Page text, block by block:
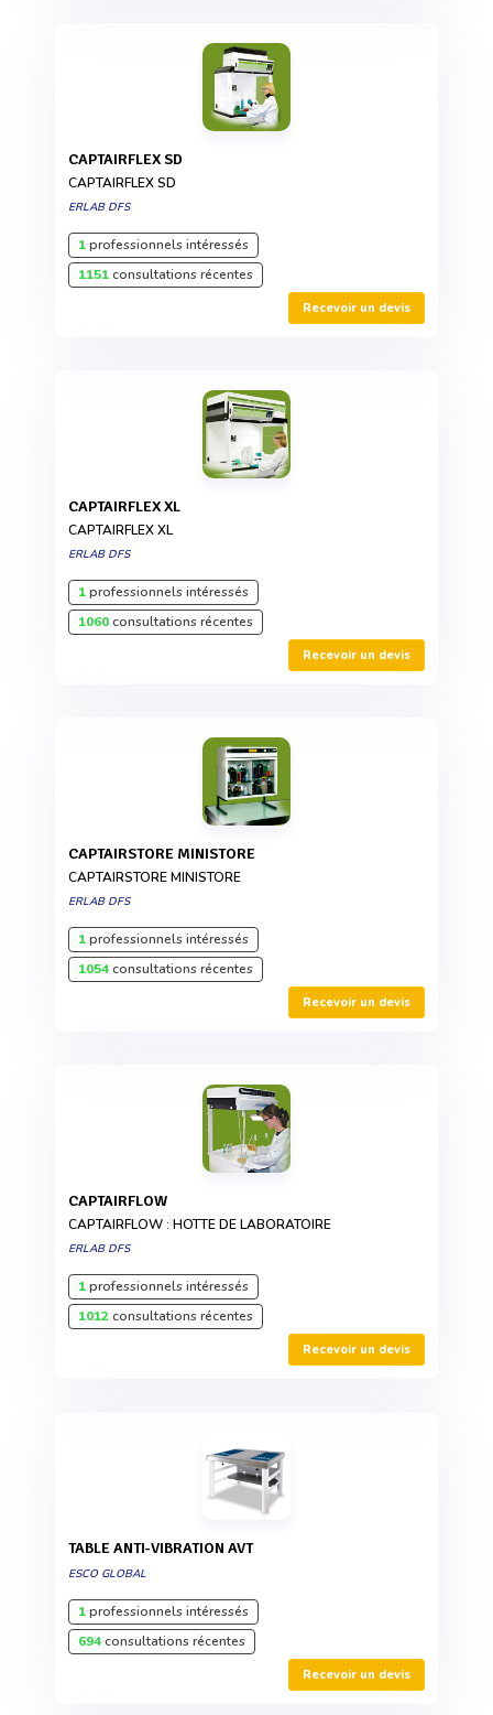
CAPTAIRFLEX SD
CAPTAIRFLEX SD
ERLAB DFS
1professionnels intéressés
1151consultations récentes
Recevoir un devis
CAPTAIRFLEX XL
CAPTAIRFLEX XL
ERLAB DFS
1professionnels intéressés
1060consultations récentes
Recevoir un devis
CAPTAIRSTORE MINISTORE
CAPTAIRSTORE MINISTORE
ERLAB DFS
1professionnels intéressés
1054consultations récentes
Recevoir un devis
CAPTAIRFLOW
CAPTAIRFLOW : HOTTE DE LABORATOIRE
ERLAB DFS
1professionnels intéressés
1012consultations récentes
Recevoir un devis
TABLE ANTI-VIBRATION AVT
ESCO GLOBAL
1professionnels intéressés
694consultations récentes
Recevoir un devis